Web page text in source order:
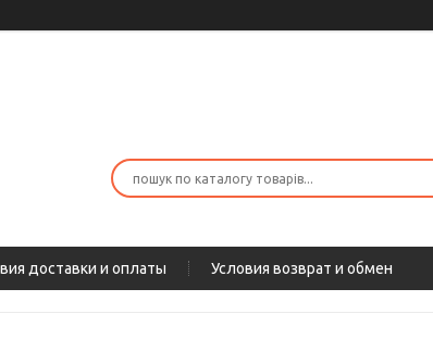
доставки и оплаты Условия возврат и обмен